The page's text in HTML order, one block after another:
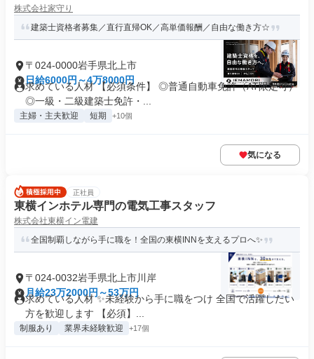
株式会社家守り
建築士資格者募集／直行直帰OK／高単価報酬／自由な働き方☆
〒024-0000岩手県北上市
日給6000円～4万8000円
求めている人材 【必須条件】 ◎普通自動車免許（AT限定可）
◎一級・二級建築士免許・...
主婦・主夫歓迎 短期 +10個
気になる
正社員
東横インホテル専門の電気工事スタッフ
株式会社東横イン電建
全国制覇しながら手に職を！全国の東横INNを支えるプロへ✨
〒024-0032岩手県北上市川岸
月給23万2000円～53万円
求めている人材 ✨未経験から手に職をつけ 全国で活躍したい
方を歓迎します 【必須】...
制服あり 業界未経験歓迎 +17個